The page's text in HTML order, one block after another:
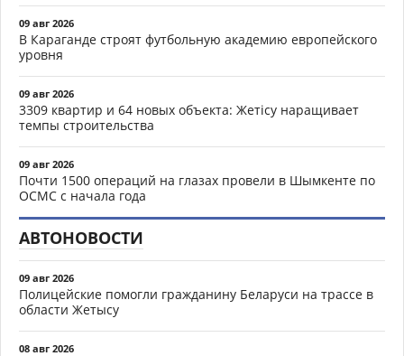
09 авг 2026
В Караганде строят футбольную академию европейского
уровня
09 авг 2026
3309 квартир и 64 новых объекта: Жетісу наращивает
темпы строительства
09 авг 2026
Почти 1500 операций на глазах провели в Шымкенте по
ОСМС с начала года
АВТОНОВОСТИ
09 авг 2026
Полицейские помогли гражданину Беларуси на трассе в
области Жетысу
08 авг 2026